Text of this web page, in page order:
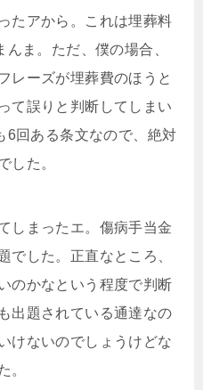
たアから。これは埋葬料
ま。ただ、僕の場合、
レーズが埋葬費のほうと
て誤りと判断してしまい
6回ある条文なので、絶対
した。
しまったエ。傷病手当金
でした。正直なところ、
のかなという程度で判断
出題されている通達なの
けないのでしょうけどな
。